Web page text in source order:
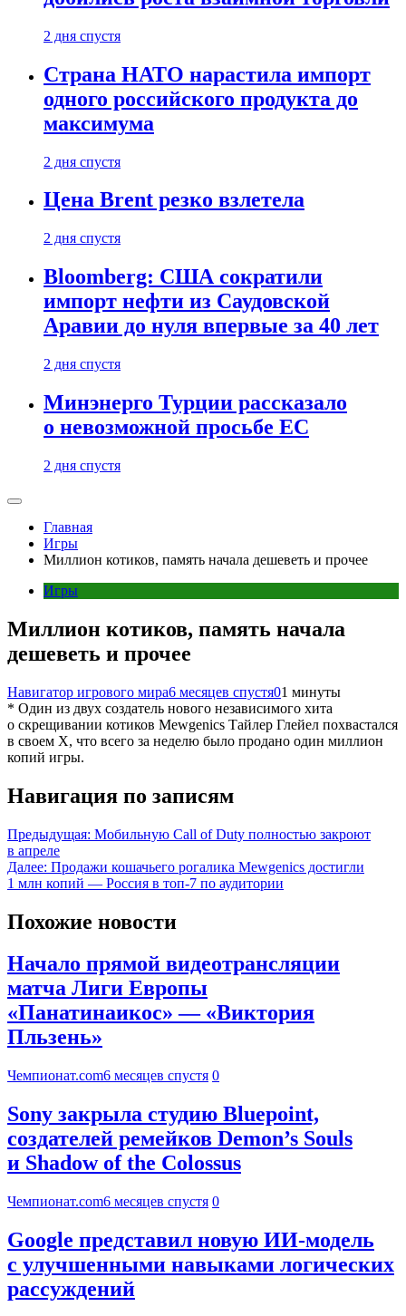
2 дня спустя
Страна НАТО нарастила импорт
одного российского продукта до
максимума
2 дня спустя
Цена Brent резко взлетела
2 дня спустя
Bloomberg: США сократили
импорт нефти из Саудовской
Аравии до нуля впервые за 40 лет
2 дня спустя
Минэнерго Турции рассказало
о невозможной просьбе ЕС
2 дня спустя
Главная
Игры
Миллион котиков, память начала дешеветь и прочее
Игры
Миллион котиков, память начала
дешеветь и прочее
Навигатор игрового мира6 месяцев спустя01 минуты
* Один из двух создатель нового независимого хита
о скрещивании котиков Mewgenics Тайлер Глейел похвастался
в своем Х, что всего за неделю было продано один миллион
копий игры.
Навигация по записям
Предыдущая: Мобильную Call of Duty полностью закроют
в апреле
Далее: Продажи кошачьего рогалика Mewgenics достигли
1 млн копий — Россия в топ-7 по аудитории
Похожие новости
Начало прямой видеотрансляции
матча Лиги Европы
«Панатинаикос» — «Виктория
Пльзень»
Чемпионат.com6 месяцев спустя 0
Sony закрыла студию Bluepoint,
создателей ремейков Demon’s Souls
и Shadow of the Colossus
Чемпионат.com6 месяцев спустя 0
Google представил новую ИИ-модель
с улучшенными навыками логических
рассуждений